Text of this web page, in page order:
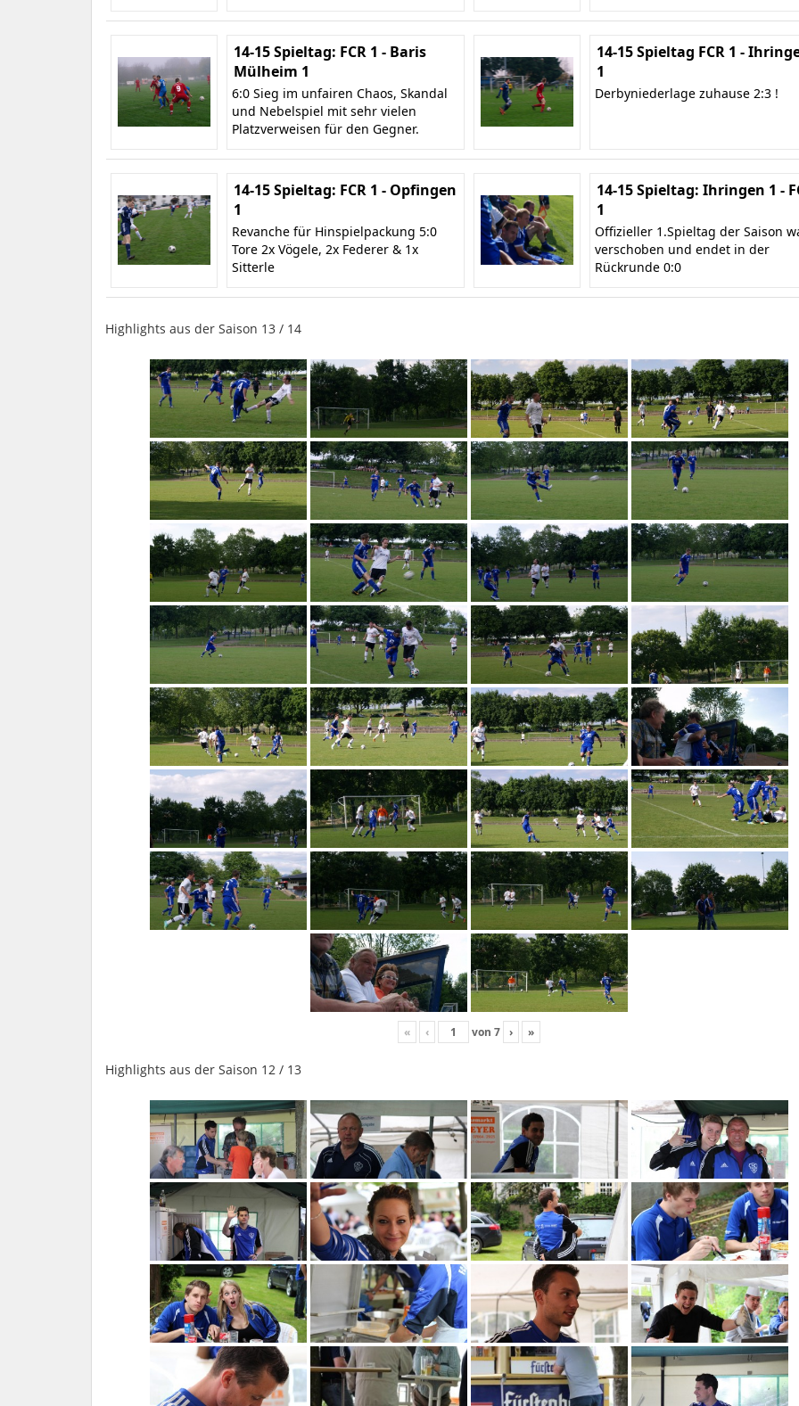
14-15 Spieltag: FCR 1 - Baris
Mülheim 1
6:0 Sieg im unfairen Chaos, Skandal
und Nebelspiel mit sehr vielen
Platzverweisen für den Gegner.
14-15 Spieltag FCR 1 -
1
Derbyniederlage zuhause 2:3 !
14-15 Spieltag: FCR 1 - Opfingen
1
Revanche für Hinspielpackung 5:0
Tore 2x Vögele, 2x Federer & 1x
Sitterle
14-15 Spieltag: Ihringen 1 -
1
Offizieller 1.Spieltag der Saison
verschoben und endet in der
Rückrunde 0:0
Highlights aus der Saison 13 / 14
« ‹ von 7 › »
Highlights aus der Saison 12 / 13